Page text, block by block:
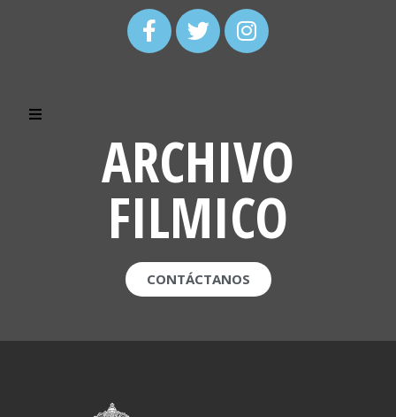
ARCHIVO
FILMICO
CONTÁCTANOS